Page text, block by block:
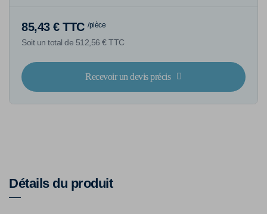
85,43 € TTC /pièce
Soit un total de 512,56 € TTC
Recevoir un devis précis
Détails du produit